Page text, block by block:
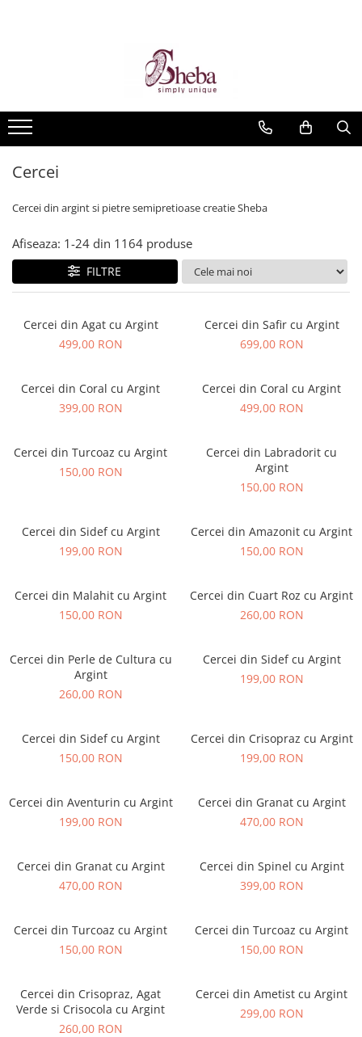
Cercei
Cercei din argint si pietre semipretioase creatie Sheba
Afiseaza: 1-24 din 1164 produse
FILTRE
Cercei din Agat cu Argint
499,00 RON
Cercei din Safir cu Argint
699,00 RON
Cercei din Coral cu Argint
399,00 RON
Cercei din Coral cu Argint
499,00 RON
Cercei din Turcoaz cu Argint
150,00 RON
Cercei din Labradorit cu
Argint
150,00 RON
Cercei din Sidef cu Argint
199,00 RON
Cercei din Amazonit cu Argint
150,00 RON
Cercei din Malahit cu Argint
150,00 RON
Cercei din Cuart Roz cu Argint
260,00 RON
Cercei din Perle de Cultura cu
Argint
260,00 RON
Cercei din Sidef cu Argint
199,00 RON
Cercei din Sidef cu Argint
150,00 RON
Cercei din Crisopraz cu Argint
199,00 RON
Cercei din Aventurin cu Argint
199,00 RON
Cercei din Granat cu Argint
470,00 RON
Cercei din Granat cu Argint
470,00 RON
Cercei din Spinel cu Argint
399,00 RON
Cercei din Turcoaz cu Argint
150,00 RON
Cercei din Turcoaz cu Argint
150,00 RON
Cercei din Crisopraz, Agat
Verde si Crisocola cu Argint
260,00 RON
Cercei din Ametist cu Argint
299,00 RON